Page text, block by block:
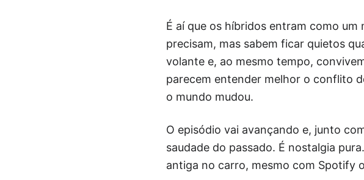
É aí que os híbridos entram como
precisam, mas sabem ficar quietos
volante e, ao mesmo tempo,
parecem entender melhor o conflito
o mundo mudou.
O episódio vai avançando e, junto
saudade do passado. É nostalgia
antiga no carro, mesmo com Spotify